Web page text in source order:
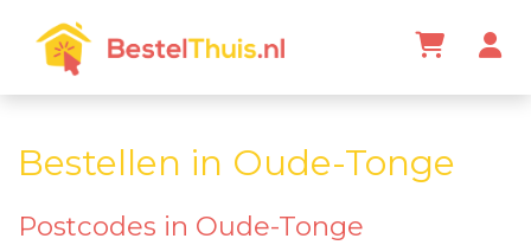
Bestellen in Oude-Tonge
Postcodes in Oude-Tonge